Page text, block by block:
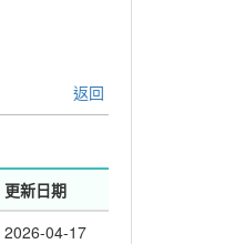
返回
更新日期
2026-04-17